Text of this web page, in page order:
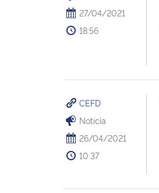
27/04/2021
18:56
CEFD
Notícia
26/04/2021
10:37